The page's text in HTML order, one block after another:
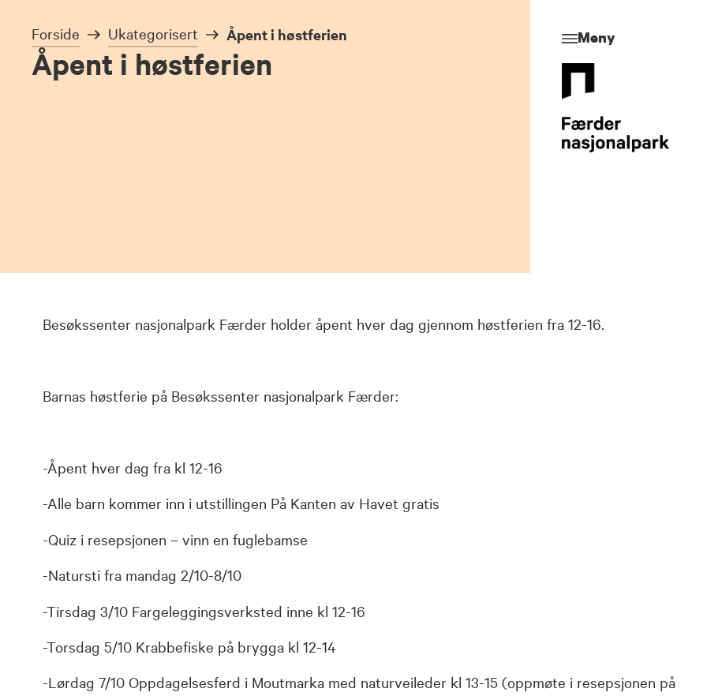
Forside Ukategorisert Åpent i høstferien
Åpent i høstferien
Meny
Besøkssenter nasjonalpark Færder holder åpent hver dag gjennom høstferien fra 12-16.
Barnas høstferie på Besøkssenter nasjonalpark Færder:
-Åpent hver dag fra kl 12-16
-Alle barn kommer inn i utstillingen På Kanten av Havet gratis
-Quiz i resepsjonen – vinn en fuglebamse
-Natursti fra mandag 2/10-8/10
-Tirsdag 3/10 Fargeleggingsverksted inne kl 12-16
-Torsdag 5/10 Krabbefiske på brygga kl 12-14
-Lørdag 7/10 Oppdagelsesferd i Moutmarka med naturveileder kl 13-15 (oppmøte i resepsjonen på